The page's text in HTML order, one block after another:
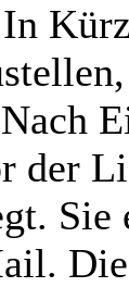
der
Sie